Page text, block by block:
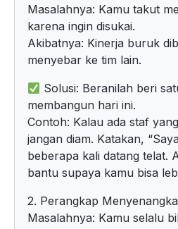
Masalahnya: Kamu takut
karena ingin disukai.
Akibatnya: Kinerja buruk
menyebar ke tim lain.
Solusi: Beranilah beri
membangun hari ini.
Contoh: Kalau ada staf
jangan diam. Katakan,
beberapa kali datang telat.
bantu supaya kamu bisa
2. Perangkap
Masalahnya: Kamu selalu